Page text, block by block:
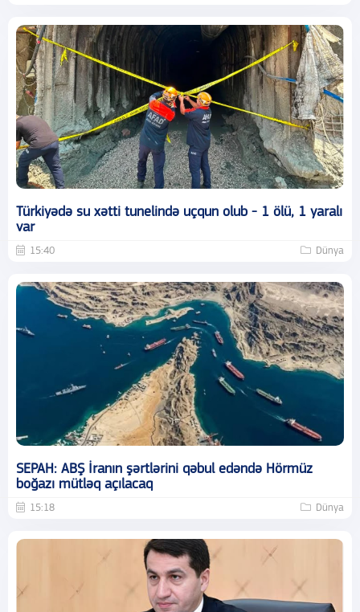
Türkiyədə su xətti tunelində uçqun olub - 1 ölü, 1 yaralı
var
15:40 Dünya
SEPAH: ABŞ İranın şərtlərini qəbul edəndə Hörmüz
boğazı mütləq açılacaq
15:18 Dünya